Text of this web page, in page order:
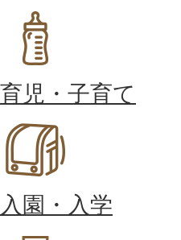
育児・子育て
入園・入学